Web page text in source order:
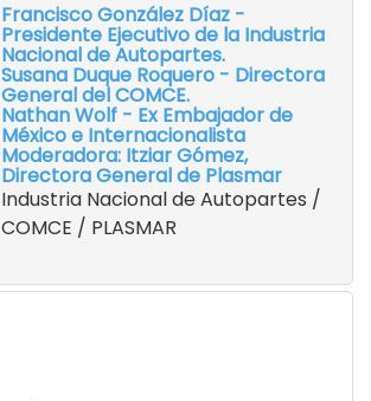
Francisco González Díaz -
Presidente Ejecutivo de la Industria
Nacional de Autopartes.
Susana Duque Roquero - Directora
General del COMCE.
Nathan Wolf - Ex Embajador de
México e Internacionalista
Moderadora: Itziar Gómez,
Directora General de Plasmar
Industria Nacional de Autopartes /
COMCE / PLASMAR